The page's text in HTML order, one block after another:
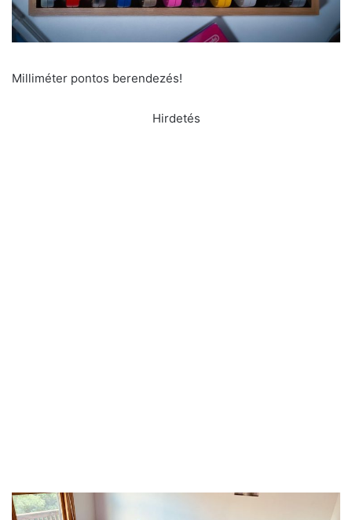
Milliméter pontos berendezés!
Hirdetés